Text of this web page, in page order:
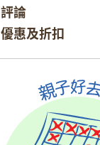
評論
優惠及折扣